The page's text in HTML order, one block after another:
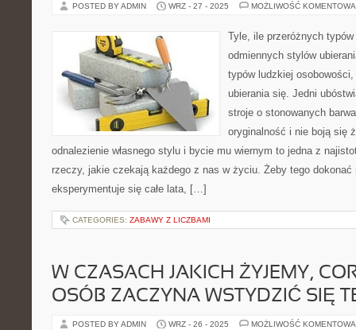
POSTED BY ADMIN WRZ - 27 - 2025 MOŻLIWOŚĆ
Tyle, ile przeróżnych
odmiennych stylów
typów ludzkiej
ubierania się. Jedni
stroje o stonowanych
oryginalność i nie boją się
odnalezienie własnego stylu i bycie mu wiernym to jedna z
rzeczy, jakie czekają każdego z nas w życiu. Żeby tego dokonać
eksperymentuje się całe lata, […]
CATEGORIES: ZABAWY Z LICZBAMI
W CZASACH JAKICH ŻYJEMY,
OSÓB ZACZYNA WSTYDZIĆ SIĘ
POSTED BY ADMIN WRZ - 26 - 2025 MOŻLIWOŚĆ